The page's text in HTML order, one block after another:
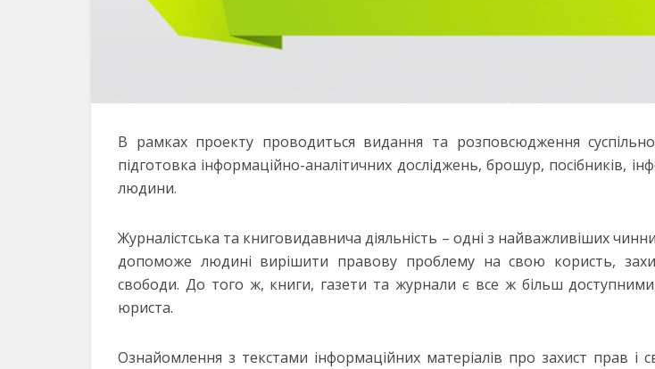
В рамках проекту проводиться видання та розповсюдження
підготовка інформаційно-аналітичних досліджень, брошур, посібників,
людини.
Журналістська та книговидавнича діяльність – одні з найважливіших
допоможе людині вирішити правову проблему на свою користь,
свободи. До того ж, книги, газети та журнали є все ж більш доступними,
юриста.
Ознайомлення з текстами інформаційних матеріалів про захист прав і